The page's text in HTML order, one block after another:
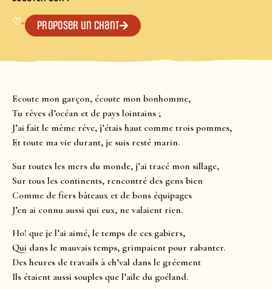
♡+ Proposer un chant
Ecoute mon garçon, écoute mon bonhomme,
Tu rêves d’océan et de pays lointains ;
J’ai fait le même rêve, j’étais haut comme trois pommes,
Et toute ma vie durant, je suis resté marin.
Sur toutes les mers du monde, j’ai tracé mon sillage,
Sur tous les continents, rencontré des gens bien
Comme de fiers bâteaux et de bons équipages
J’en ai connu aussi qui eux, ne valaient rien.
Ho! que je l’ai aimé, le temps de ces gabiers,
Qui dans le mauvais temps, grimpaient pour rabanter.
Des heures de travails à ch’val dans le gréement
Ils étaient aussi souples que l’aile du goéland.